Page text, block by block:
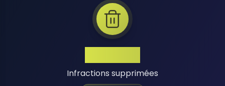
Infractions supprimées